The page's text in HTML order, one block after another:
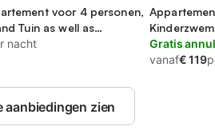
voor 4 personen,
Tuin as well as
and Zwembad
nacht
Gratis
vanaf€ 119
aanbiedingen zien